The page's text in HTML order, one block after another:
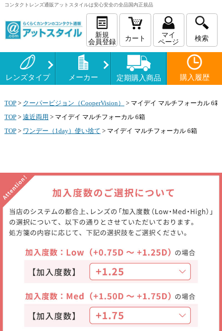
コンタクトレンズ通販アットスタイルは安心安全の全品国内正規品
新規
会員登録
カート
マイ
ページ
検索
レンズタイプ メーカー 定期購入商品 購入履歴
TOP> クーパービジョン（CooperVision） > マイデイ マルチフォーカル 6箱
TOP> 遠近両用 > マイデイ マルチフォーカル 6箱
TOP> ワンデー（1day）使い捨て > マイデイ マルチフォーカル 6箱